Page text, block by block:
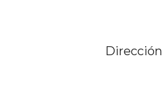
Dirección